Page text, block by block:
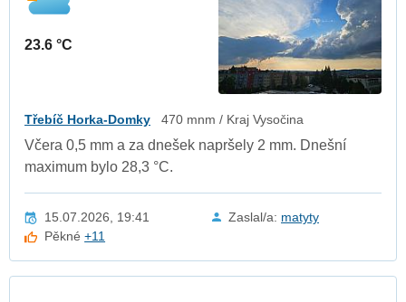
23.6 °C
Třebíč Horka-Domky 470 mnm / Kraj Vysočina
Včera 0,5 mm a za dnešek napršely 2 mm. Dnešní
maximum bylo 28,3 °C.
15.07.2026, 19:41 Zaslal/a: matyty
Pěkné+11